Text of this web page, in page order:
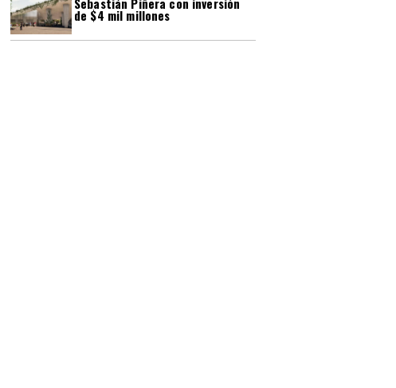
de $4 mil millones